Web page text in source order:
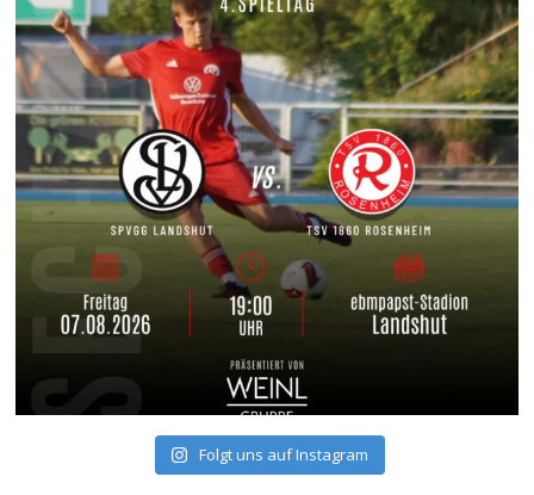
Folgt uns auf Instagram